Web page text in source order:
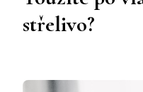
střelivo?